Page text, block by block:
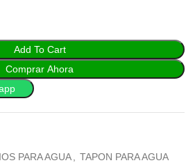
Add To Cart
Comprar Ahora
PARA AGUA
TAPON PARA AGUA